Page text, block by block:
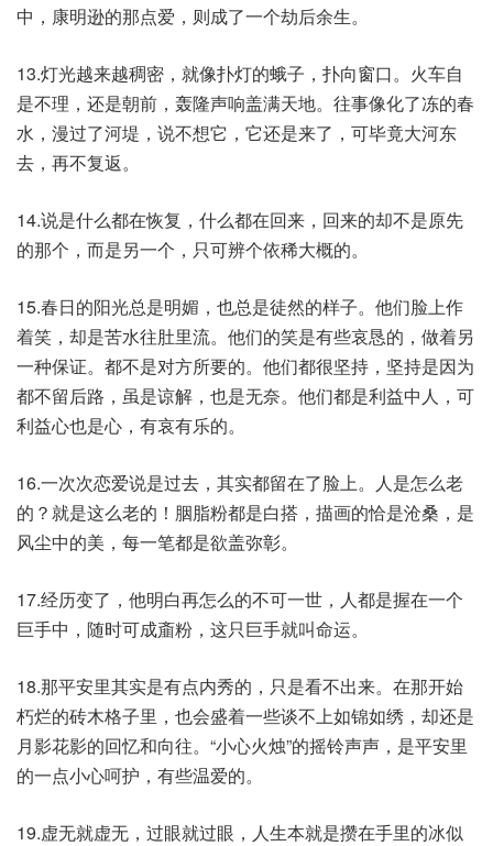
中，康明逊的那点爱，则成了一个劫后余生。
13.灯光越来越稠密，就像扑灯的蛾子，扑向窗口。火车自
是不理，还是朝前，轰隆声响盖满天地。往事像化了冻的春
水，漫过了河堤，说不想它，它还是来了，可毕竟大河东
去，再不复返。
14.说是什么都在恢复，什么都在回来，回来的却不是原先
的那个，而是另一个，只可辨个依稀大概的。
15.春日的阳光总是明媚，也总是徒然的样子。他们脸上作
着笑，却是苦水往肚里流。他们的笑是有些哀恳的，做着另
一种保证。都不是对方所要的。他们都很坚持，坚持是因为
都不留后路，虽是谅解，也是无奈。他们都是利益中人，可
利益心也是心，有哀有乐的。
16.一次次恋爱说是过去，其实都留在了脸上。人是怎么老
的？就是这么老的！胭脂粉都是白搭，描画的恰是沧桑，是
风尘中的美，每一笔都是欲盖弥彰。
17.经历变了，他明白再怎么的不可一世，人都是握在一个
巨手中，随时可成齑粉，这只巨手就叫命运。
18.那平安里其实是有点内秀的，只是看不出来。在那开始
朽烂的砖木格子里，也会盛着一些谈不上如锦如绣，却还是
月影花影的回忆和向往。“小心火烛”的摇铃声声，是平安里
的一点小心呵护，有些温爱的。
19.虚无就虚无，过眼就过眼，人生本就是攒在手里的冰似